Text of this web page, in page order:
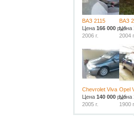
ВАЗ 2115
Цена 166 000 руб.
2006 г.
ВАЗ
Цена
2004
Chevrolet Viva
Цена 140 000 руб.
2005 г.
Opel
Цена
1900